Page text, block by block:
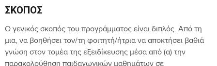
ΣΚΟΠΌΣ
Ο γενικός σκοπός του προγράμματος είναι διπλός. Από τη
μια, να βοηθήσει τον/τη φοιτητή/ήτρια να αποκτήσει βαθιά
γνώση στον τομέα της εξειδίκευσης μέσα από (α) την